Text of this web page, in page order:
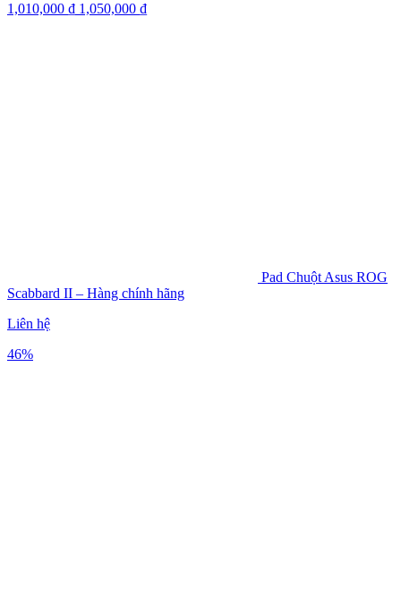
1,010,000 ₫ 1,050,000 ₫
Pad Chuột Asus ROG
Scabbard II – Hàng chính hãng
Liên hệ
46%